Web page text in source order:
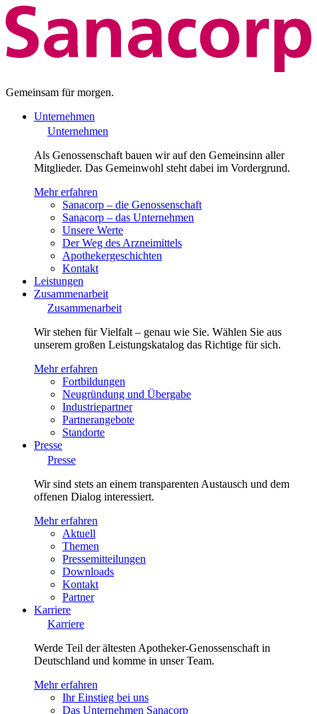
Gemeinsam für morgen.
Unternehmen
Unternehmen
Als Genossenschaft bauen wir auf den Gemeinsinn aller
Mitglieder. Das Gemeinwohl steht dabei im Vordergrund.
Mehr erfahren
Sanacorp – die Genossenschaft
Sanacorp – das Unternehmen
Unsere Werte
Der Weg des Arzneimittels
Apothekergeschichten
Kontakt
Leistungen
Zusammenarbeit
Zusammenarbeit
Wir stehen für Vielfalt – genau wie Sie. Wählen Sie aus
unserem großen Leistungskatalog das Richtige für sich.
Mehr erfahren
Fortbildungen
Neugründung und Übergabe
Industriepartner
Partnerangebote
Standorte
Presse
Presse
Wir sind stets an einem transparenten Austausch und dem
offenen Dialog interessiert.
Mehr erfahren
Aktuell
Themen
Pressemitteilungen
Downloads
Kontakt
Partner
Karriere
Karriere
Werde Teil der ältesten Apotheker-Genossenschaft in
Deutschland und komme in unser Team.
Mehr erfahren
Ihr Einstieg bei uns
Das Unternehmen Sanacorp